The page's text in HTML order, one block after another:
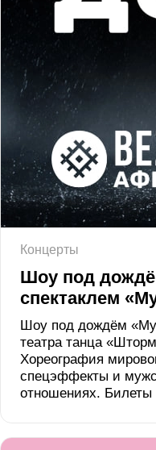
Концерты
Шоу под
спектаклем
Шоу под дождём
театра танца
Хореография
спецэффекты и
отношениях. Билеты